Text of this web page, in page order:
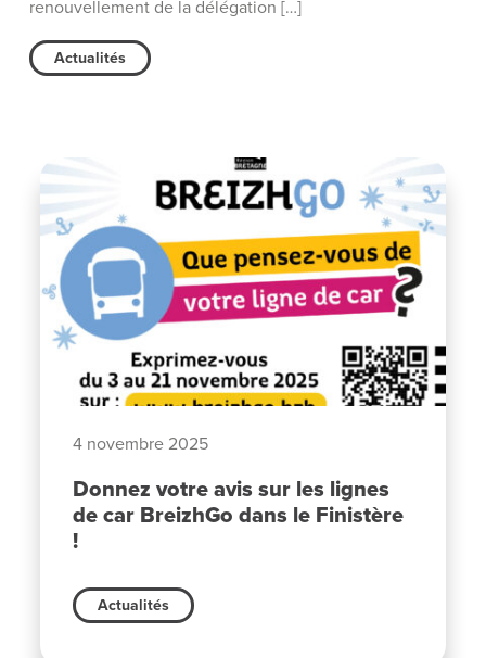
renouvellement de la délégation […]
Actualités
4 novembre 2025
Donnez votre avis sur les lignes
de car BreizhGo dans le Finistère
!
Actualités